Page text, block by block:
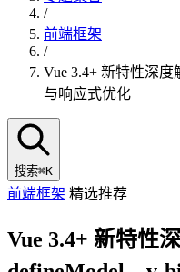
/
前端框架
/
Vue 3.4+ 新特性深度
与响应式优化
搜索⌘K
前端框架 精选推荐
Vue 3.4+ 新特性